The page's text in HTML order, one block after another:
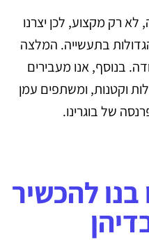
רק מקצוע, לכן יצרנו
בתעשייה. המלצה
בנוסף, אנו מעבירים
וקטנות, ומשתפים עמן
של בוגרינו.
להכשיר